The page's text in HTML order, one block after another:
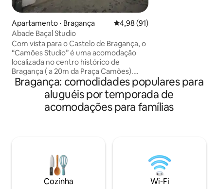
Apartamento ⋅ Bragança 4,98 de uma avaliação média
4,98 (91)
Abade Baçal Studio
Com vista para o Castelo de Bragança, o
“Camões Studio” é uma acomodação
localizada no centro histórico de
Bragança ( a 20m da Praça Camões).
Situado num edifício com 3 estudios
totalmente remodelados, este
apartamento apresenta acesso Wi-Fi
gratuito em todas as áreas.
comércio à volta. Os hóspedes podem
preparar as suas próprias refeições
ligeiras usando a kitchenette. Em
alternativa, podem visitar os
Bragança: comodidades populares para
aluguéis por temporada de
acomodações para famílias
Cozinha Wi-Fi